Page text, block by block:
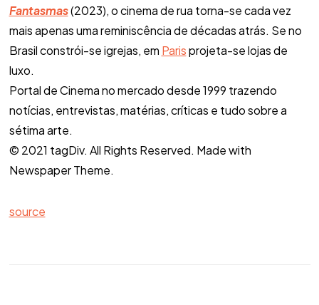
Fantasmas(2023), o cinema de rua torna-se cada vez
mais apenas uma reminiscência de décadas atrás. Se no
Brasil constrói-se igrejas, em Parisprojeta-se lojas de
luxo.
Portal de Cinema no mercado desde 1999 trazendo
notícias, entrevistas, matérias, críticas e tudo sobre a
sétima arte.
© 2021 tagDiv. All Rights Reserved. Made with
Newspaper Theme.
source